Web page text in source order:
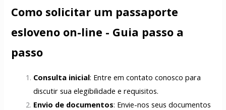
Como solicitar um passaporte
esloveno on-line - Guia passo a
passo
Consulta inicial: Entre em contato conosco para
discutir sua elegibilidade e requisitos.
Envio de documentos: Envie-nos seus documentos